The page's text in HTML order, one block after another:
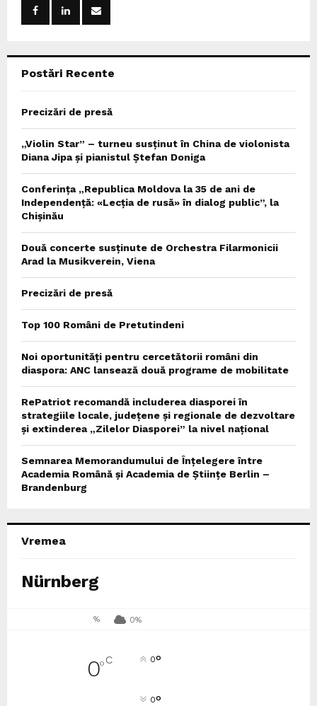
Postări Recente
Precizări de presă
„Violin Star” – turneu susținut în China de violonista
Diana Jipa și pianistul Ștefan Doniga
Conferința „Republica Moldova la 35 de ani de
Independență: «Lecția de rusă» în dialog public”, la
Chișinău
Două concerte susținute de Orchestra Filarmonicii
Arad la Musikverein, Viena
Precizări de presă
Top 100 Români de Pretutindeni
Noi oportunități pentru cercetătorii români din
diaspora: ANC lansează două programe de mobilitate
RePatriot recomandă includerea diasporei în
strategiile locale, județene și regionale de dezvoltare
și extinderea „Zilelor Diasporei” la nivel național
Semnarea Memorandumului de Înțelegere între
Academia Română și Academia de Științe Berlin –
Brandenburg
Vremea
Nürnberg
% 0%
0°C 0°
0°